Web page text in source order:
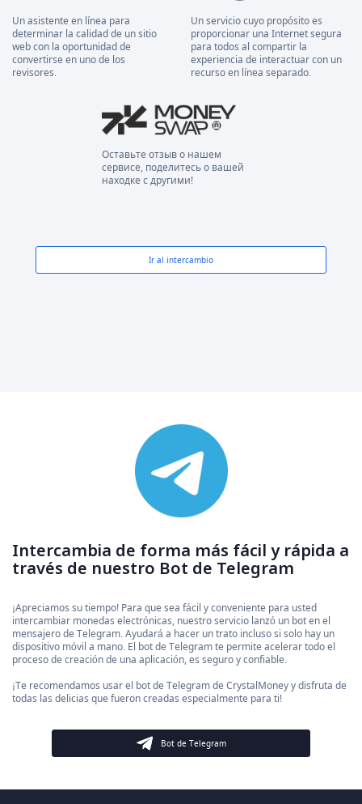
Un asistente en línea para
determinar la calidad de un sitio
web con la oportunidad de
convertirse en uno de los
revisores.
Un servicio cuyo propósito es
proporcionar una Internet segura
para todos al compartir la
experiencia de interactuar con un
recurso en línea separado.
Оставьте отзыв о нашем
сервисе, поделитесь о вашей
находке с другими!
Ir al intercambio
Intercambia de forma más fácil y rápida a
través de nuestro Bot de Telegram
¡Apreciamos su tiempo! Para que sea fácil y conveniente para usted
intercambiar monedas electrónicas, nuestro servicio lanzó un bot en el
mensajero de Telegram. Ayudará a hacer un trato incluso si solo hay un
dispositivo móvil a mano. El bot de Telegram te permite acelerar todo el
proceso de creación de una aplicación, es seguro y confiable.
¡Te recomendamos usar el bot de Telegram de CrystalMoney y disfruta de
todas las delicias que fueron creadas especialmente para ti!
Bot de Telegram